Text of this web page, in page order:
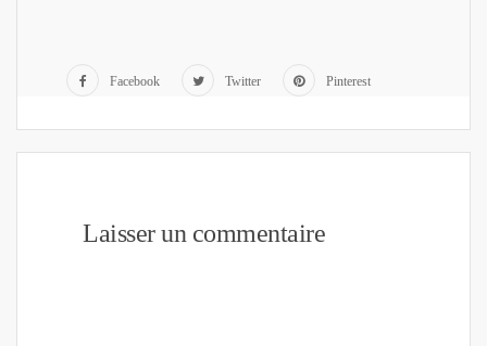
Facebook Twitter Pinterest
Laisser un commentaire